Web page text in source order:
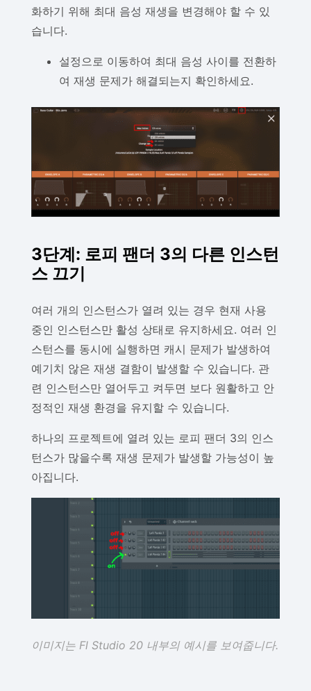
화하기 위해 최대 음성 재생을 변경해야 할 수 있
습니다.
설정으로 이동하여 최대 음성 사이를 전환하
여 재생 문제가 해결되는지 확인하세요.
3단계: 로피 팬더 3의 다른 인스턴
스 끄기
여러 개의 인스턴스가 열려 있는 경우 현재 사용
중인 인스턴스만 활성 상태로 유지하세요. 여러 인
스턴스를 동시에 실행하면 캐시 문제가 발생하여
예기치 않은 재생 결함이 발생할 수 있습니다. 관
련 인스턴스만 열어두고 켜두면 보다 원활하고 안
정적인 재생 환경을 유지할 수 있습니다.
하나의 프로젝트에 열려 있는 로피 팬더 3의 인스
턴스가 많을수록 재생 문제가 발생할 가능성이 높
아집니다.
이미지는 Fl Studio 20 내부의 예시를 보여줍니다.